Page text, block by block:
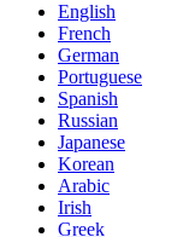
English
French
German
Portuguese
Spanish
Russian
Japanese
Korean
Arabic
Irish
Greek